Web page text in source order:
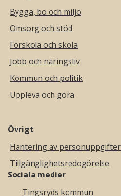
Bygga, bo och miljö
Omsorg och stöd
Förskola och skola
Jobb och näringsliv
Kommun och politik
Uppleva och göra
Övrigt
Hantering av personuppgifter
Tillgänglighetsredogörelse
Sociala medier
Tingsryds kommun